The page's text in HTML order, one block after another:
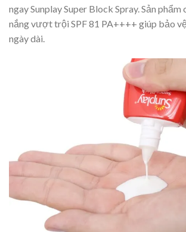
ngay Sunplay Super Block Spray. Sản phẩm
nắng vượt trội SPF 81 PA++++ giúp bảo
ngày dài.